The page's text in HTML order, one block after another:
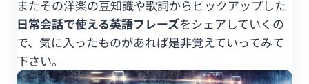
またその洋楽の豆知識や歌詞からピックアップした
日常会話で使える英語フレーズをシェアしていくの
で、気に入ったものがあれば是非覚えていってみて
下さい。